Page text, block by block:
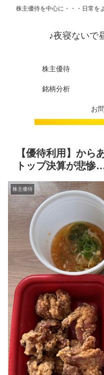
株主優待を中心に・・・日常を
♪夜寝ないで
株主優待
銘柄分析
お
【優待利用】から
トップ決算が悲惨
株主優待